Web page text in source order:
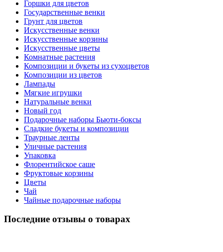
Горшки для цветов
Государственные венки
Грунт для цветов
Искусственные венки
Искусственные корзины
Искусственные цветы
Комнатные растения
Композиции и букеты из сухоцветов
Композиции из цветов
Лампады
Мягкие игрушки
Натуральные венки
Новый год
Подарочные наборы Бьюти-боксы
Сладкие букеты и композиции
Траурные ленты
Уличные растения
Упаковка
Флорентийское саше
Фруктовые корзины
Цветы
Чай
Чайные подарочные наборы
Последние отзывы о товарах